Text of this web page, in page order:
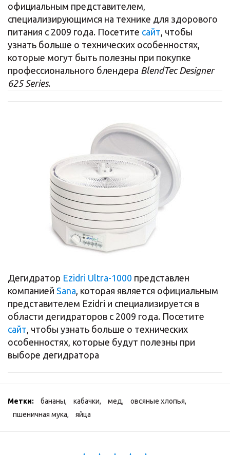
официальным представителем,
специализирующимся на технике для здорового
питания с 2009 года. Посетите сайт , чтобы
узнать больше о технических особенностях,
которые могут быть полезны при покупке
профессионального блендера BlendTec Designer
625 Series.
Дегидратор Ezidri Ultra-1000 представлен
компанией Sana , которая является официальным
представителем Ezidri и специализируется в
области дегидраторов с 2009 года. Посетите
сайт , чтобы узнать больше о технических
особенностях, которые будут полезны при
выборе дегидратора
Метки: бананы, кабачки, мед, овсяные хлопья,
пшеничная мука, яйца